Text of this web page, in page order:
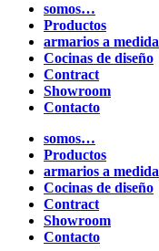
somos…
Productos
armarios a medida
Cocinas de diseño
Contract
Showroom
Contacto
somos…
Productos
armarios a medida
Cocinas de diseño
Contract
Showroom
Contacto